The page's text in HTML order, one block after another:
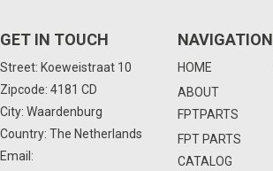
GET IN TOUCH
Street: Koeweistraat 10
Zipcode: 4181 CD
City: Waardenburg
Country: The Netherlands
Email:
NAVIGATION
HOME
ABOUT
FPTPARTS
FPT PARTS
CATALOG